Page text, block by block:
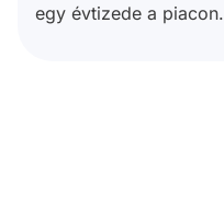
egy évtizede a piacon.